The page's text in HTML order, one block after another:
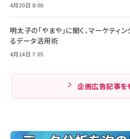
4月20日 8:00
明太子の「やまや」に聞く、マーケティ
るデータ活用術
4月14日 7:05
企画広告記事を